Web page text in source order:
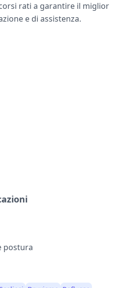
rati a garantire il miglior
e di assistenza.
postura